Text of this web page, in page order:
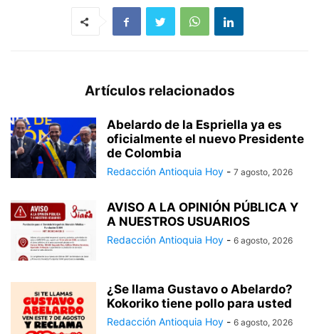
Artículos relacionados
Abelardo de la Espriella ya es
oficialmente el nuevo Presidente
de Colombia
Redacción Antioquia Hoy - 7 agosto, 2026
AVISO A LA OPINIÓN PÚBLICA Y
A NUESTROS USUARIOS
Redacción Antioquia Hoy - 6 agosto, 2026
¿Se llama Gustavo o Abelardo?
Kokoriko tiene pollo para usted
Redacción Antioquia Hoy - 6 agosto, 2026